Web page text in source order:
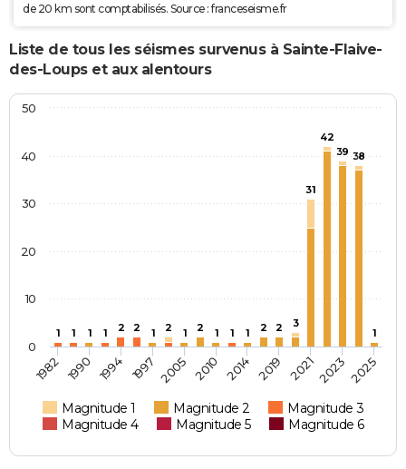
de 20 km sont comptabilisés. Source : franceseisme.fr
Liste de tous les séismes survenus à Sainte-Flaive-
des-Loups et aux alentours
1 1 1 1 2 2 1 2 1 2 1 1 1 2 2 3
31
42
39 38
1
Magnitude 1 Magnitude 2
Magnitude 3
Magnitude 4
Magnitude 5 Magnitude 6
1982 1990 1994 1997 2005 2010 2014 2019 202120232025
0
10
20
30
40
50